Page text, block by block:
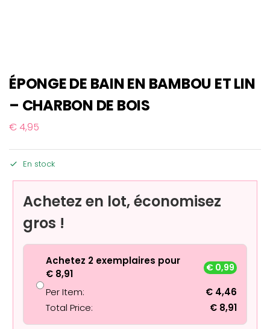
ÉPONGE DE BAIN EN BAMBOU ET LIN
– CHARBON DE BOIS
€4,95
En stock
Achetez en lot, économisez
gros !
Achetez 2 exemplaires pour
€ 8,91
€ 0,99
Per Item: € 4,46
Total Price:
€ 8,91